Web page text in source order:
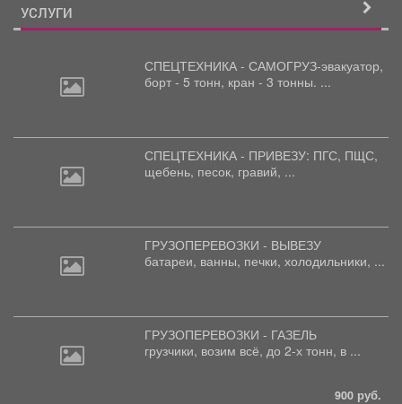
УСЛУГИ
СПЕЦТЕХНИКА - САМОГРУЗ-эвакуатор,
борт - 5 тонн, кран - 3 тонны. ...
СПЕЦТЕХНИКА - ПРИВЕЗУ: ПГС, ПЩС,
щебень, песок, гравий, ...
ГРУЗОПЕРЕВОЗКИ - ВЫВЕЗУ
батареи, ванны, печки, холодильники, ...
ГРУЗОПЕРЕВОЗКИ - ГАЗЕЛЬ
грузчики, возим всё, до 2-х тонн, в ...
900 руб.